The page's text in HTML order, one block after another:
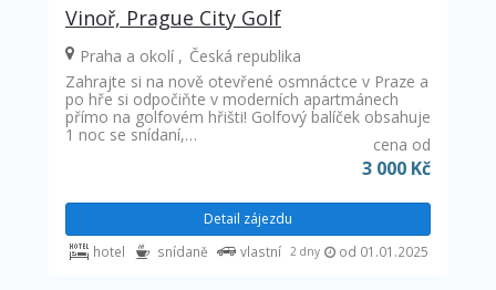
Vinoř, Prague City Golf
Praha a okolí
Česká republika
Zahrajte si na nově otevřené osmnáctce v Praze a
po hře si odpočiňte v moderních apartmánech
přímo na golfovém hřišti! Golfový balíček obsahuje
1 noc se snídaní,…
cena od
3 000 Kč
Detail zájezdu
hotel snídaně vlastní od 01.01.2025
2 dny